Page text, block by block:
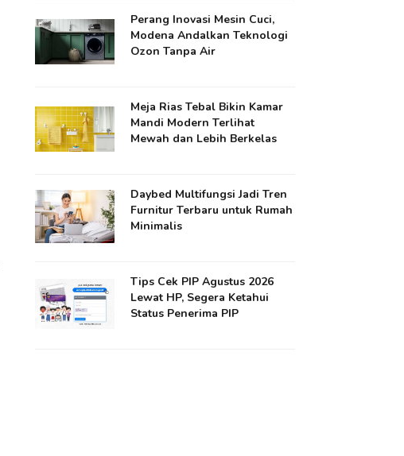
Perang Inovasi Mesin Cuci,
Modena Andalkan Teknologi
Ozon Tanpa Air
Meja Rias Tebal Bikin Kamar
Mandi Modern Terlihat
Mewah dan Lebih Berkelas
Daybed Multifungsi Jadi Tren
Furnitur Terbaru untuk Rumah
Minimalis
Tips Cek PIP Agustus 2026
Lewat HP, Segera Ketahui
Status Penerima PIP